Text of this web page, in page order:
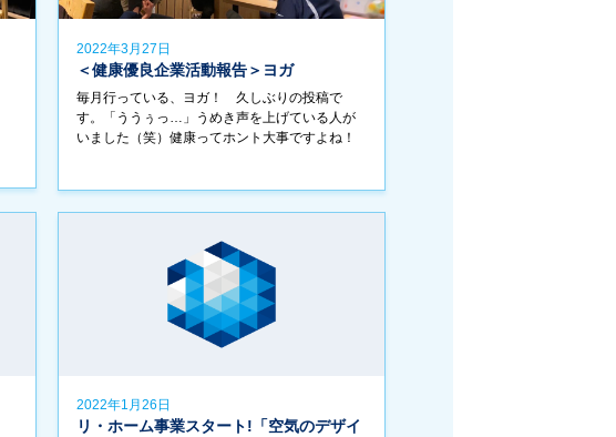
2022年3月27日
＜健康優良企業活動報告＞ヨガ
毎月行っている、ヨガ！ 久しぶりの投稿で
す。「ううぅっ…」うめき声を上げている人が
いました（笑）健康ってホント大事ですよね！
2022年1月26日
リ・ホーム事業スタート!「空気のデザイ